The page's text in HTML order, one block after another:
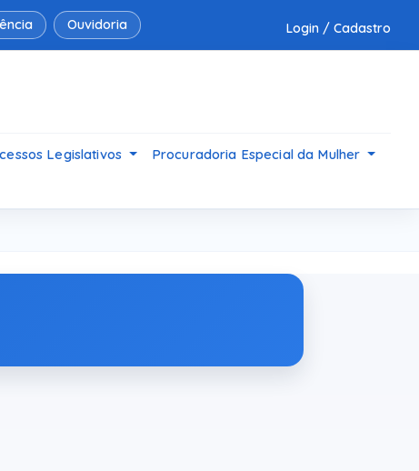
Ouvidoria Login / Cadastro
Legislativos
Procuradoria Especial da Mulher